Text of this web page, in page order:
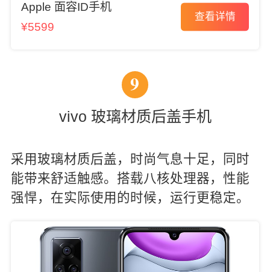
Apple 面容ID手机
¥5599
查看详情
9
vivo 玻璃材质后盖手机
采用玻璃材质后盖，时尚气息十足，同时
能带来舒适触感。搭载八核处理器，性能
强悍，在实际使用的时候，运行更稳定。